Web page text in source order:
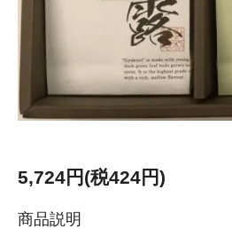
5,724円(税424円)
商品説明